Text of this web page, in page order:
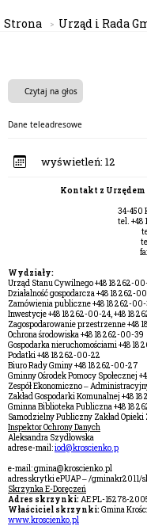
Strona Urząd i Rada
Czytaj na głos
Dane teleadresowe
wyświetleń: 12
Kontakt z
34-450
tel. +48
Wydziały:
Urząd Stanu Cywilnego +48 18 262-
Działalność gospodarcza +48 18 262-
Zamówienia publiczne +48 18 262-00-
Inwestycje +48 18 262-00-24, +48 18
Zagospodarowanie przestrzenne +48
Ochrona środowiska +48 18 262-00-39
Gospodarka nieruchomościami +48 18
Podatki +48 18 262-00-22
Biuro Rady Gminy +48 18 262-00-27
Gminny Ośrodek Pomocy Społecznej
Zespół Ekonomiczno –
Zakład Gospodarki Komunalnej +48
Gminna Biblioteka Publiczna +48 18
Samodzielny Publiczny Zakład
Inspektor Ochrony Danych
Aleksandra Szydłowska
adres e-mail:iod@kroscienko.p
e-mail: gmina@kroscienko.pl
adres skrytki ePUAP – /gminakr2011/
Skrzynka E-Doręczeń
Adres skrzynki:AE:PL-15278-
Właściciel skrzynki:Gmina
www.kroscienko.pl